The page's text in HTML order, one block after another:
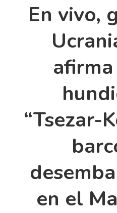
En vivo,
“Tsezar-
en el